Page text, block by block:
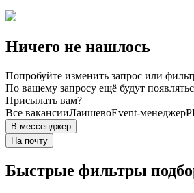
Ничего не нашлось
Попробуйте изменить запрос или
По вашему запросу ещё будут
Присылать вам?
Все вакансииЛаишевоEvent-менеджер
В мессенджер
На почту
Быстрые фильтры